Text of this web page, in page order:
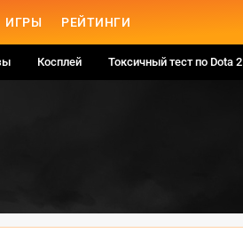
ИГРЫ РЕЙТИНГИ
Косплей Токсичный тест по Dota 2